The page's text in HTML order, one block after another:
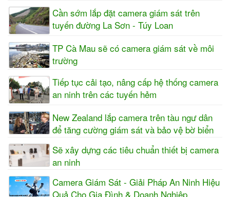
Cần sớm lắp đặt camera giám sát trên
tuyến đường La Sơn - Túy Loan
TP Cà Mau sẽ có camera giám sát về môi
trường
Tiếp tục cải tạo, nâng cấp hệ thống camera
an ninh trên các tuyến hẻm
New Zealand lắp camera trên tàu ngư dân
để tăng cường giám sát và bảo vệ bờ biển
Sẽ xây dựng các tiêu chuẩn thiết bị camera
an ninh
Camera Giám Sát - Giải Pháp An Ninh Hiệu
Quả Cho Gia Đình & Doanh Nghiệp